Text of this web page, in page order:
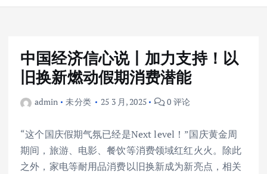
中国经济信心说丨加力支持！以
旧换新燃动假期消费潜能
admin 未分类 25 3 月, 2025 0 评论
“这个国庆假期气氛已经是Next level！”国庆黄金周
期间，旅游、电影、餐饮等消费领域红红火火。除此
之外，家电等耐用品消费以旧换新成为新亮点，相关